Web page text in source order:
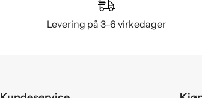
Levering på 3–6 virkedager